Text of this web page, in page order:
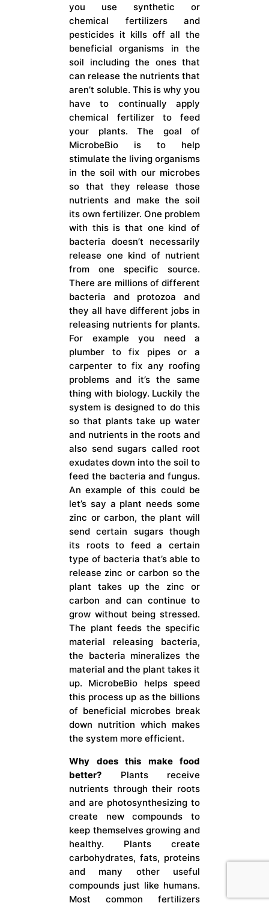
you use synthetic or
chemical fertilizers and
pesticides it kills off all the
beneficial organisms in the
soil including the ones that
can release the nutrients that
aren’t soluble. This is why you
have to continually apply
chemical fertilizer to feed
your plants. The goal of
MicrobeBio is to help
stimulate the living organisms
in the soil with our microbes
so that they release those
nutrients and make the soil
its own fertilizer. One problem
with this is that one kind of
bacteria doesn’t necessarily
release one kind of nutrient
from one specific source.
There are millions of different
bacteria and protozoa and
they all have different jobs in
releasing nutrients for plants.
For example you need a
plumber to fix pipes or a
carpenter to fix any roofing
problems and it’s the same
thing with biology. Luckily the
system is designed to do this
so that plants take up water
and nutrients in the roots and
also send sugars called root
exudates down into the soil to
feed the bacteria and fungus.
An example of this could be
let’s say a plant needs some
zinc or carbon, the plant will
send certain sugars though
its roots to feed a certain
type of bacteria that’s able to
release zinc or carbon so the
plant takes up the zinc or
carbon and can continue to
grow without being stressed.
The plant feeds the specific
material releasing bacteria,
the bacteria mineralizes the
material and the plant takes it
up. MicrobeBio helps speed
this process up as the billions
of beneficial microbes break
down nutrition which makes
the system more efficient.
Why does this make food
better? Plants receive
nutrients through their roots
and are photosynthesizing to
create new compounds to
keep themselves growing and
healthy. Plants create
carbohydrates, fats, proteins
and many other useful
compounds just like humans.
Most common fertilizers